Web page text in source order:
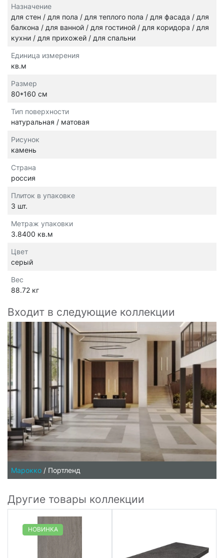
Назначение
для стен / для пола / для теплого пола / для фасада / для
балкона / для ванной / для гостиной / для коридора / для
кухни / для прихожей / для спальни
Единица измерения
кв.м
Размер
80*160 см
Тип поверхности
натуральная / матовая
Рисунок
камень
Страна
россия
Плиток в упаковке
3 шт.
Метраж упаковки
3.8400 кв.м
Цвет
серый
Вес
88.72 кг
Входит в следующие коллекции
Марокко / Портленд
Другие товары коллекции
НОВИНКА